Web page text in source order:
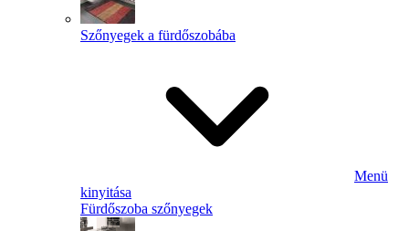
Szőnyegek a fürdőszobába
Menü
kinyitása
Fürdőszoba szőnyegek